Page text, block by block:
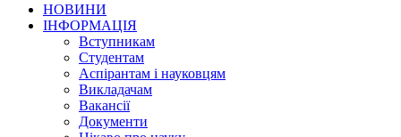
НОВИНИ
ІНФОРМАЦІЯ
Вступникам
Студентам
Аспірантам і науковцям
Викладачам
Вакансії
Документи